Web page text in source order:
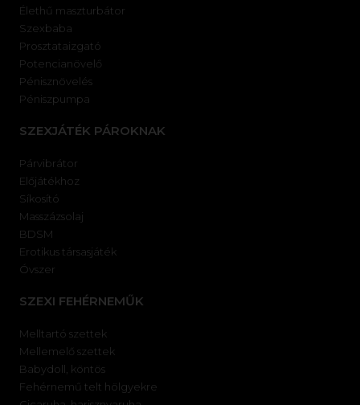
Élethű maszturbátor
Szexbaba
Prosztataizgató
Potencianövelő
Pénisznövelés
Péniszpumpa
SZEXJÁTÉK PÁROKNAK
Párvibrátor
Előjátékhoz
Síkosító
Masszázsolaj
BDSM
Erotikus társasjáték
Óvszer
SZEXI FEHÉRNEMŰK
Melltartó szettek
Mellemelő szettek
Babydoll, köntös
Fehérnemű telt hölgyekre